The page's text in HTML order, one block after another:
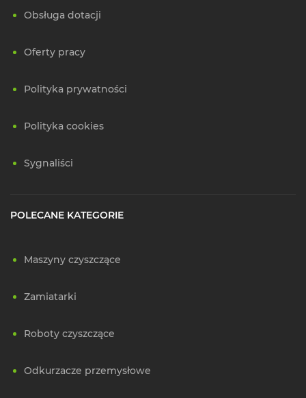
Obsługa dotacji
Oferty pracy
Polityka prywatności
Polityka cookies
Sygnaliści
POLECANE KATEGORIE
Maszyny czyszczące
Zamiatarki
Roboty czyszczące
Odkurzacze przemysłowe